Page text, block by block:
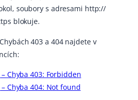
soubory s adresami http://
blokuje.
403 a 404 najdete v
Chyba 403: Forbidden
Chyba 404: Not found